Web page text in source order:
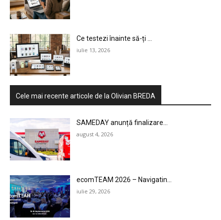
Ce testezi înainte să-ți ...
iulie 13, 2026
Cele mai recente articole de la Olivian BREDA
SAMEDAY anunță finalizare...
august 4, 2026
ecomTEAM 2026 – Navigatin...
iulie 29, 2026